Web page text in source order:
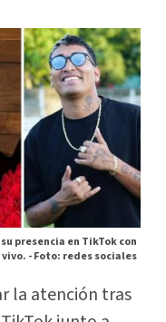
presencia en TikTok con
-Foto: redes sociales
la atención tras